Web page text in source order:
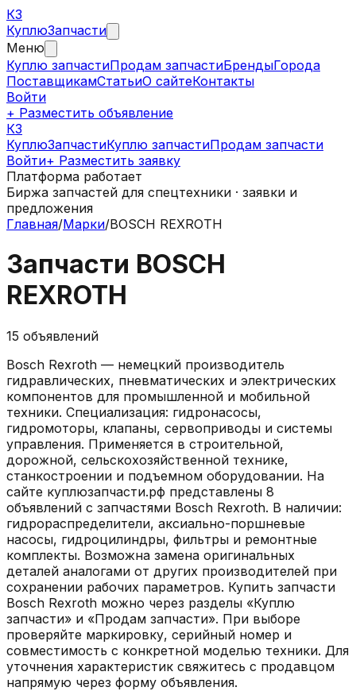
КЗ
КуплюЗапчасти
Меню
Куплю запчастиПродам запчастиБрендыГорода
ПоставщикамСтатьиО сайтеКонтакты
Войти
+ Разместить объявление
КЗ
КуплюЗапчастиКуплю запчастиПродам запчасти
Войти+ Разместить заявку
Платформа работает
Биржа запчастей для спецтехники · заявки и
предложения
Главная/Марки/BOSCH REXROTH
Запчасти BOSCH
REXROTH
15 объявлений
Bosch Rexroth — немецкий производитель
гидравлических, пневматических и электрических
компонентов для промышленной и мобильной
техники. Специализация: гидронасосы,
гидромоторы, клапаны, сервоприводы и системы
управления. Применяется в строительной,
дорожной, сельскохозяйственной технике,
станкостроении и подъемном оборудовании. На
сайте куплюзапчасти.рф представлены 8
объявлений с запчастями Bosch Rexroth. В наличии:
гидрораспределители, аксиально-поршневые
насосы, гидроцилиндры, фильтры и ремонтные
комплекты. Возможна замена оригинальных
деталей аналогами от других производителей при
сохранении рабочих параметров. Купить запчасти
Bosch Rexroth можно через разделы «Куплю
запчасти» и «Продам запчасти». При выборе
проверяйте маркировку, серийный номер и
совместимость с конкретной моделью техники. Для
уточнения характеристик свяжитесь с продавцом
напрямую через форму объявления.